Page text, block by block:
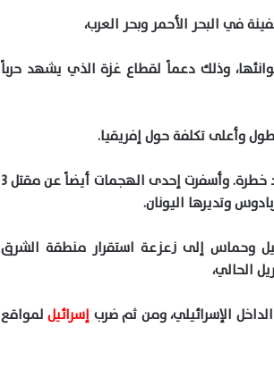
وذلك دعماً لقطاع غزة الذي يشهد حرباً
وأعلى تكلفة حول إفريقيا.
كما أدت إلى غرق سفينة شحن تحمل اسم “روبيمار”، كانت محملة بمواد خطرة. وأسفرت إحدى الهجمات أيضاً عن مقتل 3
وتديرها اليونان.
وحماس إلى زعزعة استقرار منطقة الشرق
الحالي،
إسرائيل لمواقع